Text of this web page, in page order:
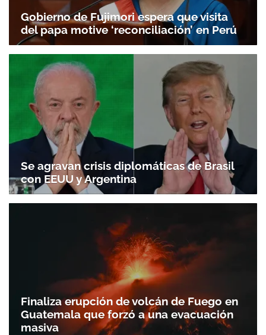
Gobierno de Fujimori espera que visita
del papa motive ‘reconciliación’ en Perú
Se agravan crisis diplomáticas de Brasil
con EEUU y Argentina
Finaliza erupción de volcán de Fuego en
Guatemala que forzó a una evacuación
masiva